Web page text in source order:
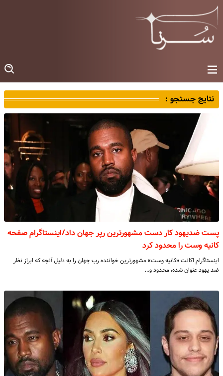
نتایج جستجو :
پست ضدیهود کار دست مشهورترین رپر جهان داد/اینستاگرام صفحه
کانیه‌ وست را محدود کرد
اینستاگرام اکانت «کانیه وست» مشهورترین خواننده رپ جهان را به دلیل آنچه که ابراز نظر
ضد یهود عنوان شده، محدود و…